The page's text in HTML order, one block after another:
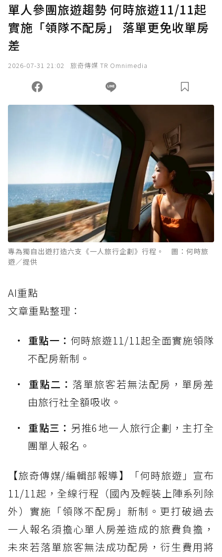
單人參團旅遊趨勢 何時旅遊11/11起
實施「領隊不配房」 落單更免收單房
差
2026-07-31 21:02 旅奇傳媒 TR Omnimedia
專為獨自出遊打造六支《一人旅行企劃》行程。 圖：何時旅
遊／提供
AI重點
文章重點整理：
重點一： 何時旅遊11/11起全面實施領隊
不配房新制。
重點二： 落單旅客若無法配房，單房差
由旅行社全額吸收。
重點三： 另推6地一人旅行企劃，主打全
團單人報名。
【旅奇傳媒/編輯部報導】「何時旅遊」宣布
11/11起，全線行程（國內及輕裝上陣系列除
外）實施「領隊不配房」新制。更打破過去
一人報名須擔心單人房差造成的旅費負擔，
未來若落單旅客無法成功配房，衍生費用將